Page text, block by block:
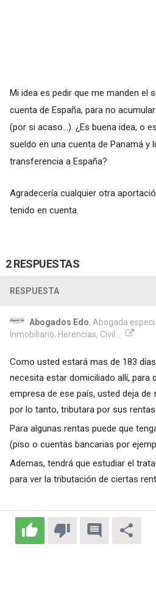
Mi idea es pedir que me manden el
cuenta de España, para no
(por si acaso...). ¿Es buena idea, o
sueldo en una cuenta de Panamá y
transferencia a España?
Agradecería cualquier otra
tenido en cuenta.
2 RESPUESTAS
RESPUESTA
Abogados Edo, Abogada
Inmobiliario, Herencias, Civil...
Como usted estará mas de 183
necesita estar domiciliado allí, para
empresa de ese país, usted deja de
por lo tanto, tributara por sus rentas
Para algunas rentas puede que
(piso o cuentas bancarias por
Ademas, tendrá que estudiar el
para ver la tributación de ciertas